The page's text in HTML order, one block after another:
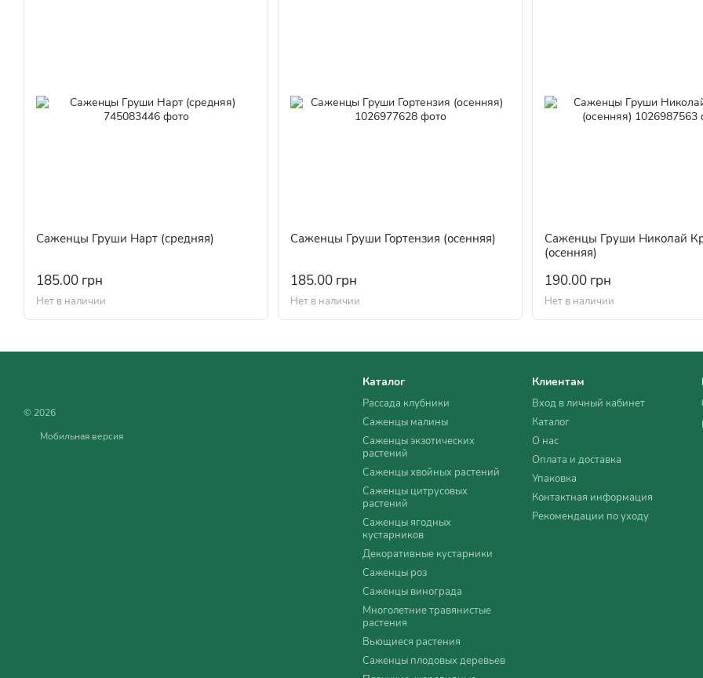
Саженцы Груши Нарт (средняя)
185.00 грн
Нет в наличии
Саженцы Груши Гортензия (осенняя)
185.00 грн
Нет в наличии
Саженцы Груши Николай
(осенняя)
190.00 грн
Нет в наличии
© 2026
Мобильная версия
Каталог
Рассада клубники
Саженцы малины
Саженцы экзотических
растений
Саженцы хвойных растений
Саженцы цитрусовых
растений
Саженцы ягодных
кустарников
Декоративные кустарники
Саженцы роз
Саженцы винограда
Многолетние травянистые
растения
Вьющиеся растения
Саженцы плодовых деревьев
Клиентам
Вход в личный кабинет
Каталог
О нас
Оплата и доставка
Упаковка
Контактная информация
Рекомендации по уходу